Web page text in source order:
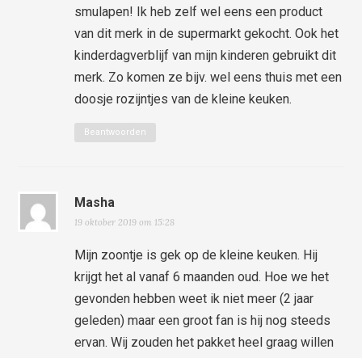
smulapen! Ik heb zelf wel eens een product
van dit merk in de supermarkt gekocht. Ook het
kinderdagverblijf van mijn kinderen gebruikt dit
merk. Zo komen ze bijv. wel eens thuis met een
doosje rozijntjes van de kleine keuken.
Beantwoorden
Masha
19 oktober 2019 om 15:28
Mijn zoontje is gek op de kleine keuken. Hij
krijgt het al vanaf 6 maanden oud. Hoe we het
gevonden hebben weet ik niet meer (2 jaar
geleden) maar een groot fan is hij nog steeds
ervan. Wij zouden het pakket heel graag willen